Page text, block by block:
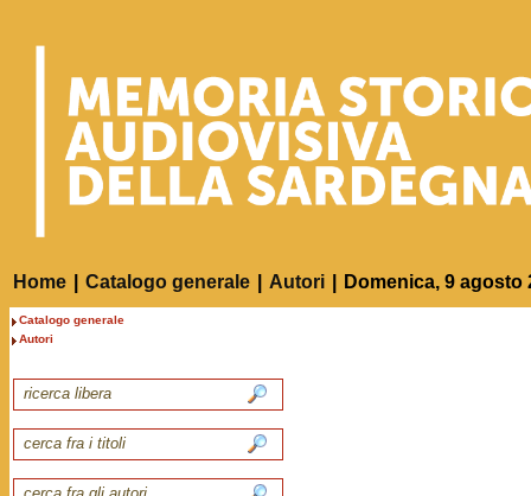
Home Catalogo generale Autori Domenica, 9 agosto
Catalogo generale
Autori